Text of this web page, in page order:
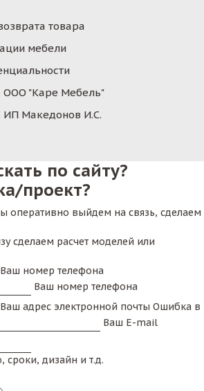
товара
мебели
ООО "Каре Мебель"
ИП Македонов И.С.
по сайту?
проект?
оперативно выйдем на связь, сделаем
сделаем расчет моделей или
номер телефона
Ваш номер телефона
адрес электронной почты Ошибка в
Ваш E-mail
сроки, дизайн и т.д.